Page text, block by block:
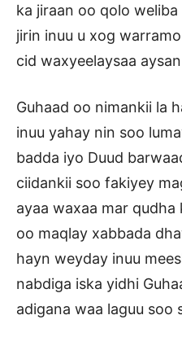
ka jiraan oo qolo
jirin inuu u xog
cid waxyeelaysaa
Guhaad oo nimankii la
inuu yahay nin soo
badda iyo Duud
ciidankii soo fakiyey
ayaa waxaa mar
oo maqlay xabbada
hayn weyday inuu
nabdiga iska yidhi
adigana waa laguu soo